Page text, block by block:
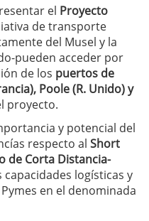
el Proyecto
de transporte
del Musel y la
pueden acceder por
de los puertos de
Poole (R. Unido) y
proyecto.
y potencial del
respecto al Short
de Corta Distancia-
logísticas y
en el denominada